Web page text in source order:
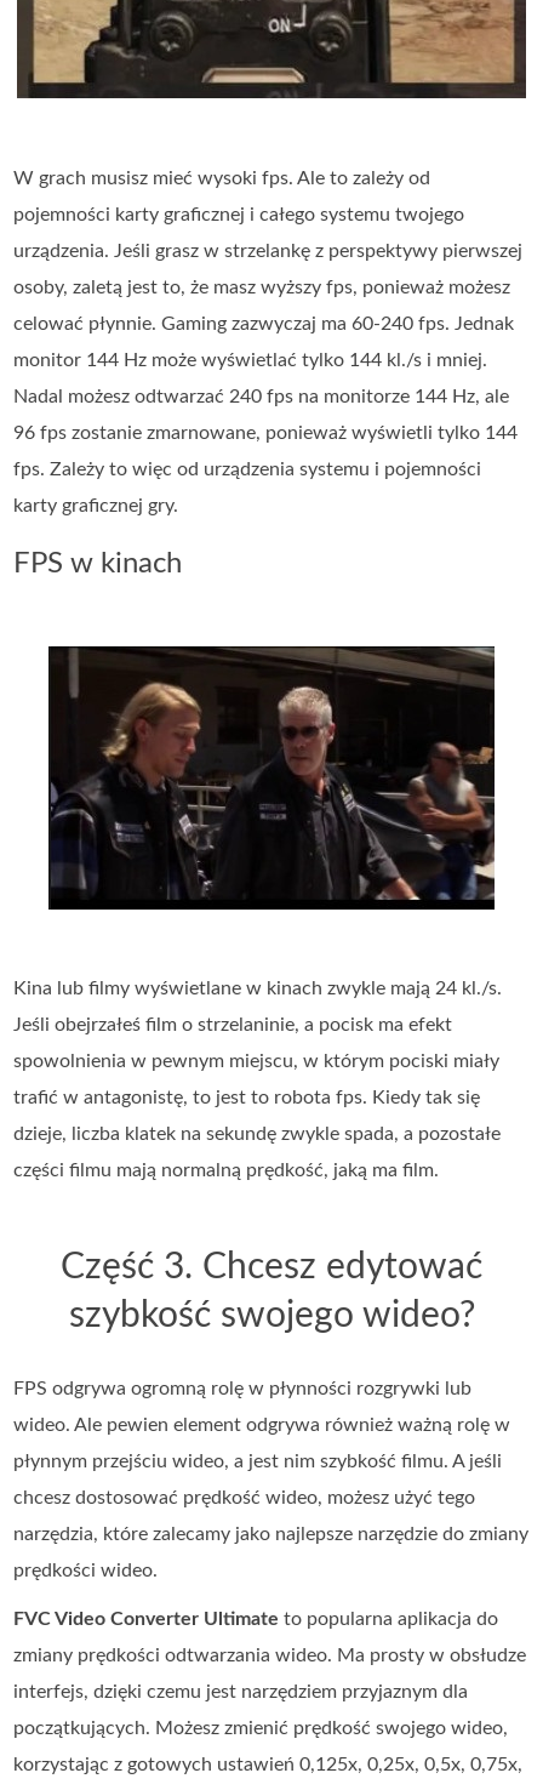
W grach musisz mieć wysoki fps. Ale to zależy od
pojemności karty graficznej i całego systemu twojego
urządzenia. Jeśli grasz w strzelankę z perspektywy pierwszej
osoby, zaletą jest to, że masz wyższy fps, ponieważ możesz
celować płynnie. Gaming zazwyczaj ma 60-240 fps. Jednak
monitor 144 Hz może wyświetlać tylko 144 kl./s i mniej.
Nadal możesz odtwarzać 240 fps na monitorze 144 Hz, ale
96 fps zostanie zmarnowane, ponieważ wyświetli tylko 144
fps. Zależy to więc od urządzenia systemu i pojemności
karty graficznej gry.
FPS w kinach
Kina lub filmy wyświetlane w kinach zwykle mają 24 kl./s.
Jeśli obejrzałeś film o strzelaninie, a pocisk ma efekt
spowolnienia w pewnym miejscu, w którym pociski miały
trafić w antagonistę, to jest to robota fps. Kiedy tak się
dzieje, liczba klatek na sekundę zwykle spada, a pozostałe
części filmu mają normalną prędkość, jaką ma film.
Część 3. Chcesz edytować
szybkość swojego wideo?
FPS odgrywa ogromną rolę w płynności rozgrywki lub
wideo. Ale pewien element odgrywa również ważną rolę w
płynnym przejściu wideo, a jest nim szybkość filmu. A jeśli
chcesz dostosować prędkość wideo, możesz użyć tego
narzędzia, które zalecamy jako najlepsze narzędzie do zmiany
prędkości wideo.
FVC Video Converter Ultimate to popularna aplikacja do
zmiany prędkości odtwarzania wideo. Ma prosty w obsłudze
interfejs, dzięki czemu jest narzędziem przyjaznym dla
początkujących. Możesz zmienić prędkość swojego wideo,
korzystając z gotowych ustawień 0,125x, 0,25x, 0,5x, 0,75x,